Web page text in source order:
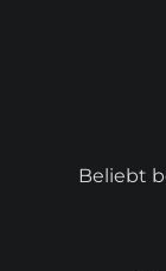
Beliebt